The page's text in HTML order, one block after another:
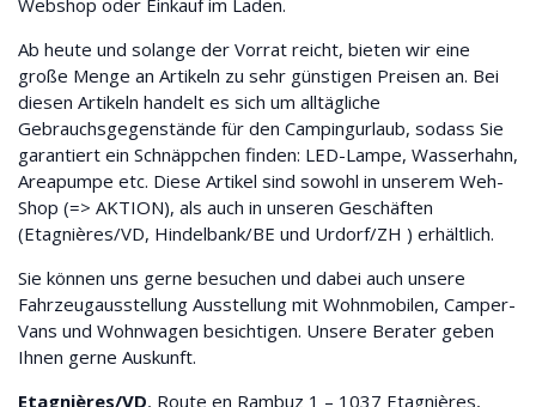
Webshop oder Einkauf im Laden.
Ab heute und solange der Vorrat reicht, bieten wir eine
große Menge an Artikeln zu sehr günstigen Preisen an. Bei
diesen Artikeln handelt es sich um alltägliche
Gebrauchsgegenstände für den Campingurlaub, sodass Sie
garantiert ein Schnäppchen finden: LED-Lampe, Wasserhahn,
Areapumpe etc. Diese Artikel sind sowohl in unserem Weh-
Shop (=> AKTION), als auch in unseren Geschäften
(Etagnières/VD, Hindelbank/BE und Urdorf/ZH ) erhältlich.
Sie können uns gerne besuchen und dabei auch unsere
Fahrzeugausstellung Ausstellung mit Wohnmobilen, Camper-
Vans und Wohnwagen besichtigen. Unsere Berater geben
Ihnen gerne Auskunft.
Etagnières/VD, Route en Rambuz 1 – 1037 Etagnières,